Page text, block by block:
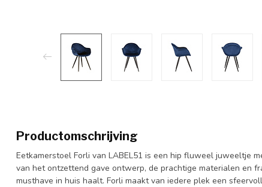
Productomschrijving
Eetkamerstoel Forli van LABEL51 is een hip fluweel juweeltje
van het ontzettend gave ontwerp, de prachtige materialen en
musthave in huis haalt. Forli maakt van iedere plek een